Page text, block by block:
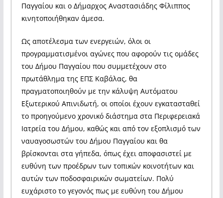
Παγγαίου και ο Δήμαρχος Αναστασιάδης Φίλιππος
κινητοποιήθηκαν άμεσα.
Ως αποτέλεσμα των ενεργειών, όλοι οι
προγραμματισμένοι αγώνες που αφορούν τις ομάδες
του Δήμου Παγγαίου που συμμετέχουν στο
πρωτάθλημα της ΕΠΣ Καβάλας, θα
πραγματοποιηθούν με την κάλυψη Αυτόματου
Εξωτερικού Απινιδωτή, οι οποίοι έχουν εγκατασταθεί
το προηγούμενο χρονικό διάστημα στα Περιφερειακά
Ιατρεία του Δήμου, καθώς και από τον εξοπλισμό των
ναυαγοσωστών του Δήμου Παγγαίου και θα
βρίσκονται στα γήπεδα, όπως έχει αποφασιστεί με
ευθύνη των προέδρων των τοπικών κοινοτήτων και
αυτών των ποδοσφαιρικών σωματείων. Πολύ
ευχάριστο το γεγονός πως με ευθύνη του Δήμου